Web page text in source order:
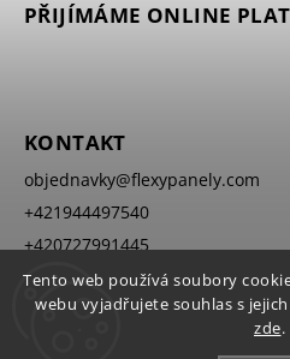
Tento web používá soubory
webu vyjadřujete souhlas s
zde.
PŘIJÍMÁME ONLINE
KONTAKT
objednavky@flexypanely.com
+421944497540
+420727991445